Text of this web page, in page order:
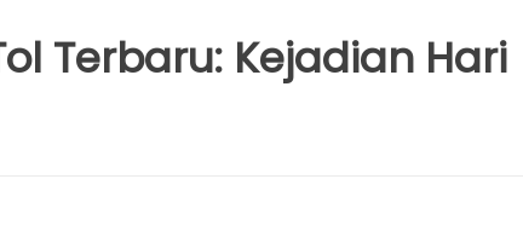
Terbaru: Kejadian Hari